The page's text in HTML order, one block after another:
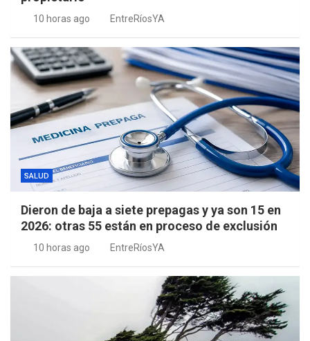
10 horas ago EntreRíosYA
SALUD
Dieron de baja a siete prepagas y ya son 15 en
2026: otras 55 están en proceso de exclusión
10 horas ago EntreRíosYA